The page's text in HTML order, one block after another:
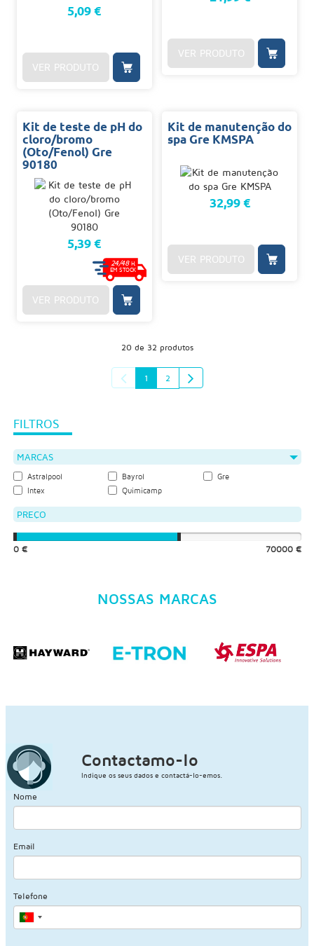
5,09 €
VER PRODUTO
VER PRODUTO
Kit de teste de pH do
cloro/bromo
(Oto/Fenol) Gre
90180
5,39 €
24/48 H.
EM STOCK
VER PRODUTO
Kit de manutenção do
spa Gre KMSPA
32,99 €
VER PRODUTO
20 de 32 produtos
1 2
FILTROS
MARCAS
Astralpool Bayrol
Gre
Intex
Quimicamp
PREÇO
0 € 70000 €
NOSSAS MARCAS
Contactamo-lo
Indique os seus dados e contactá-lo-emos.
Nome
Email
Telefone